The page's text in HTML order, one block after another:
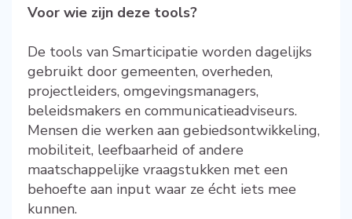
Voor wie zijn deze tools?
De tools van Smarticipatie worden dagelijks
gebruikt door gemeenten, overheden,
projectleiders, omgevingsmanagers,
beleidsmakers en communicatieadviseurs.
Mensen die werken aan gebiedsontwikkeling,
mobiliteit, leefbaarheid of andere
maatschappelijke vraagstukken met een
behoefte aan input waar ze écht iets mee
kunnen.